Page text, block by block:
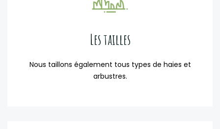
Les tailles
Nous taillons également tous types de haies et
arbustres.